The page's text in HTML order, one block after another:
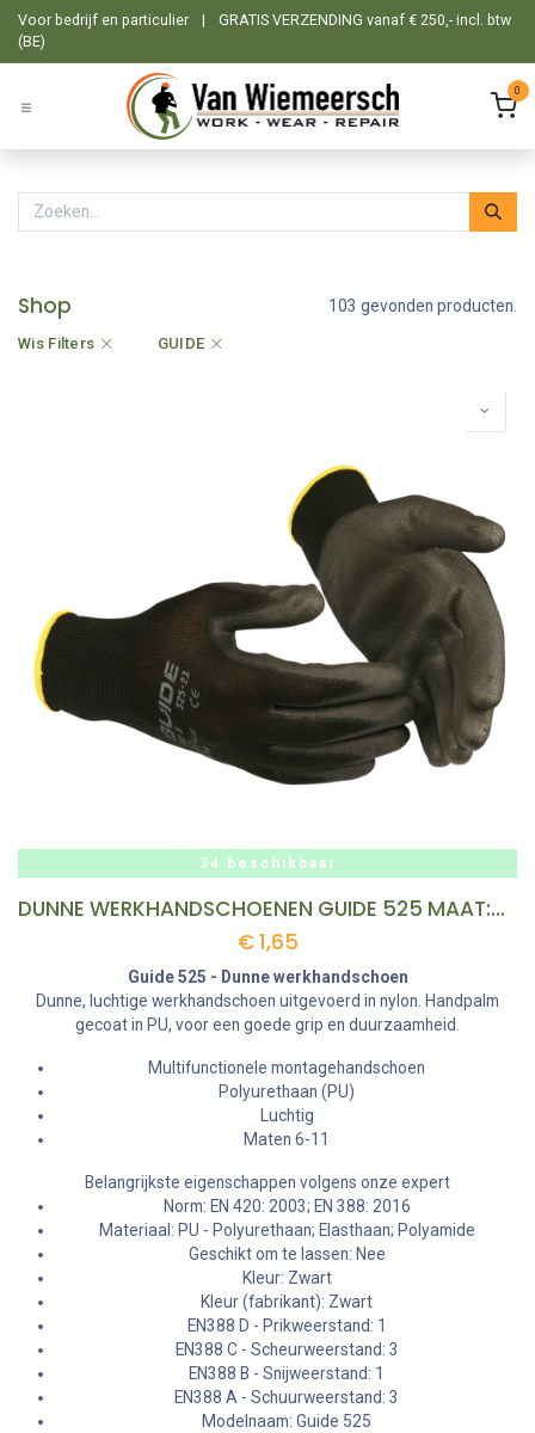
Overslaan naar inhoud
Voor bedrijf en particulier |
GRATIS VERZENDING vanaf € 250,- incl. btw
(BE)
0
Shop 103 gevonden producten.
Wis Filters GUIDE
34 beschikbaar
DUNNE WERKHANDSCHOENEN GUIDE 525 MAAT:9 REF:223530874 VIP
€1,65
Guide 525 - Dunne werkhandschoen
Dunne, luchtige werkhandschoen uitgevoerd in nylon. Handpalm
gecoat in PU, voor een goede grip en duurzaamheid.
Multifunctionele montagehandschoen
Polyurethaan (PU)
Luchtig
Maten 6-11
Belangrijkste eigenschappen volgens onze expert
Norm: EN 420: 2003; EN 388: 2016
Materiaal: PU - Polyurethaan; Elasthaan; Polyamide
Geschikt om te lassen: Nee
Kleur: Zwart
Kleur (fabrikant): Zwart
EN388 D - Prikweerstand: 1
EN388 C - Scheurweerstand: 3
EN388 B - Snijweerstand: 1
EN388 A - Schuurweerstand: 3
Modelnaam: Guide 525